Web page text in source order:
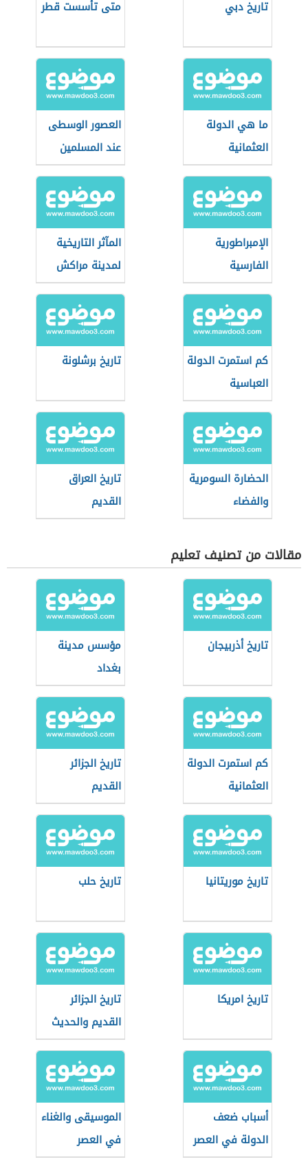
تاريخ دبي متى تأسست قطر
ما هي الدولة
العثمانية
العصور الوسطى
عند المسلمين
الإمبراطورية
الفارسية
المآثر التاريخية
لمدينة مراكش
كم استمرت الدولة
العباسية
تاريخ برشلونة
الحضارة السومرية
والفضاء
تاريخ العراق
القديم
مقالات من تصنيف تعليم
تاريخ أذربيجان
مؤسس مدينة
بغداد
كم استمرت الدولة
العثمانية
تاريخ الجزائر
القديم
تاريخ موريتانيا تاريخ حلب
تاريخ امريكا
تاريخ الجزائر
القديم والحديث
أسباب ضعف
الدولة في العصر
الموسيقى والغناء
في العصر